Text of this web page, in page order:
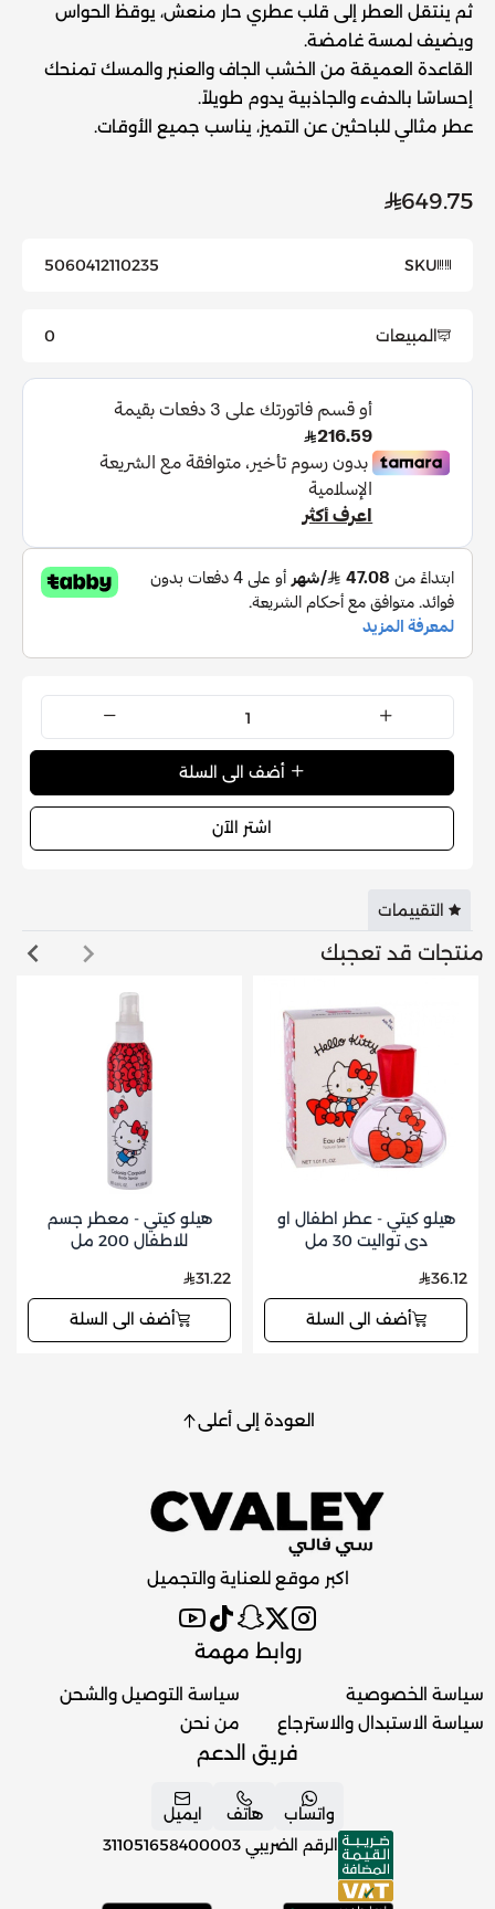
ثم ينتقل العطر إلى قلب عطري حار منعش، يوقظ الحواس
ويضيف لمسة غامضة.
القاعدة العميقة من الخشب الجاف والعنبر والمسك تمنحك
إحساسًا بالدفء والجاذبية يدوم طويلاً.
عطر مثالي للباحثين عن التميز، يناسب جميع الأوقات.
649.75
SKU
5060412110235
المبيعات 0
اشتر الآن
التقييمات
منتجات قد تعجبك
هيلو كيتي - عطر اطفال او
دي تواليت 30 مل
36.12
أضف الى السلة
هيلو كيتي - معطر جسم
للاطفال 200 مل
31.22
أضف الى السلة
العودة إلى أعلى
اكبر موقع للعناية والتجميل
روابط مهمة
سياسة الخصوصية
سياسة الاستبدال والاسترجاع
سياسة التوصيل والشحن
من نحن
فريق الدعم
واتساب هاتف
ايميل
الرقم الضريبي 311051658400003